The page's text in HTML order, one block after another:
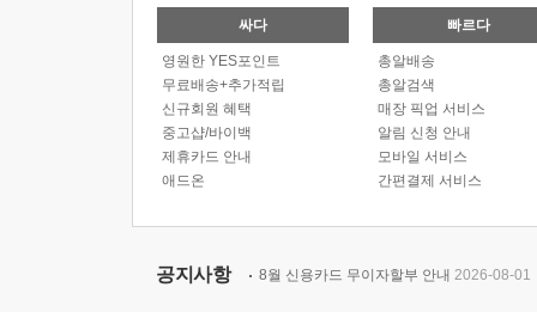
싸다
영원한 YES포인트
무료배송+추가적립
신규회원 혜택
중고샵/바이백
제휴카드 안내
애드온
빠르다
총알배송
총알검색
매장 픽업 서비스
알림 신청 안내
모바일 서비스
간편결제 서비스
공지사항 8월 신용카드 무이자할부 안내 2026-08-01